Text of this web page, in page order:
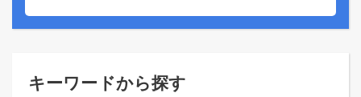
キーワードから探す